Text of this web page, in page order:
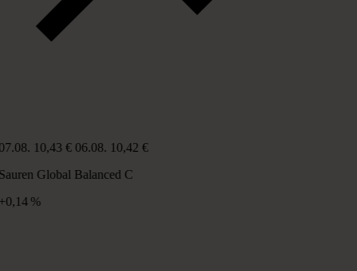
10,43 € 06.08. 10,42 €
Global Balanced C
%